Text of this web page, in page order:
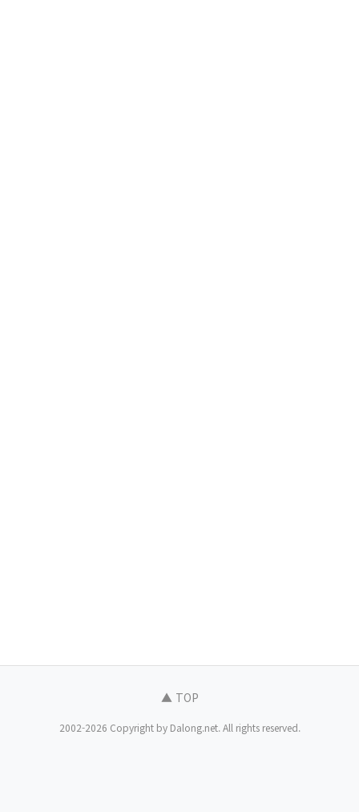
▲ TOP
2002-2026 Copyright by Dalong.net. All rights reserved.